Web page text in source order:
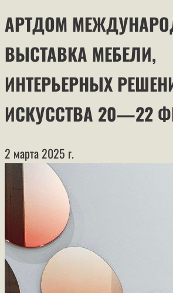
АРТДОМ
ВЫСТАВКА МЕБЕЛИ,
ИНТЕРЬЕРНЫХ
ИСКУССТВА 20—22
2 марта 2025 г.